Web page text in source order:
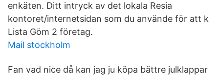
enkäten. Ditt intryck av det lokala Resia
kontoret/internetsidan som du använde för att k
Lista Göm 2 företag.
Mail stockholm
Fan vad nice då kan jag ju köpa bättre julklappar